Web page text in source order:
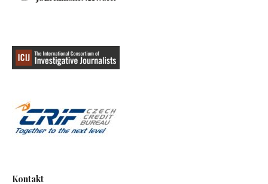
Kontakt